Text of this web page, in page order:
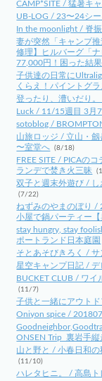
CAMP*SITE / 猛暑キ
UB-LOG / 23〜24シ
In the moonlight / 脊
妻が突然「キャンプ
修理】ヒルバーグ「
77,000円！困った結
子供達の日常に
くらえ！パイントグ
登ったり、漕いだり
Luck / 11/15週目 3月
sotoblog /
山旅ロッジ / 立山・
〜室堂へ (8/18)
FREE SITE / PICAの
ランデで焚き火三昧
双子と週末外遊び /
(7/22)
ねずみのやまのぼり
小屋で鍋パーティー【
stay hungry, stay
ポートランド日本庭園
そとあそびきろく / サ
星空キャンプ日記 /
BUCKET CLUB / ワ
(11/7)
子供と一緒にアウト
Oniyon spice /
ONSEN Trip_裏岩手
山と野と / 小春日和
(11/10)
ハレタヒニ。 / 高島ト